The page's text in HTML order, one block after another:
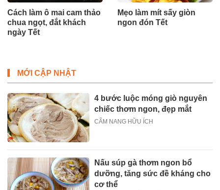
Cách làm ô mai cam thảo
chua ngọt, đắt khách
ngày Tết
Mẹo làm mít sấy giòn
ngon đón Tết
MỚI CẬP NHẬT
4 bước luộc móng giò nguyên
chiếc thơm ngon, đẹp mắt
CẨM NANG HỮU ÍCH
Nấu súp gà thơm ngon bổ
dưỡng, tăng sức đề kháng cho
cơ thể